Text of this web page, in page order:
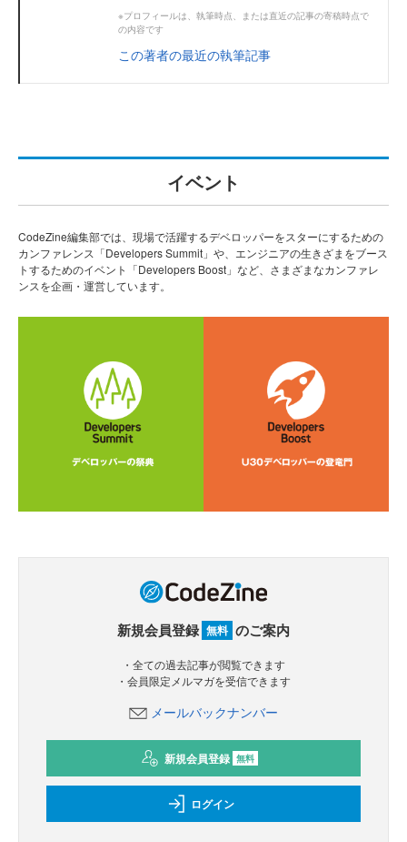
※プロフィールは、執筆時点、または直近の記事の寄稿時点で
の内容です
この著者の最近の執筆記事
イベント
CodeZine編集部では、現場で活躍するデベロッパーをスターにするための
カンファレンス「Developers Summit」や、エンジニアの生きざまをブース
トするためのイベント「Developers Boost」など、さまざまなカンファレ
ンスを企画・運営しています。
新規会員登録 無料 のご案内
・全ての過去記事が閲覧できます
・会員限定メルマガを受信できます
メールバックナンバー
新規会員登録 無料
ログイン